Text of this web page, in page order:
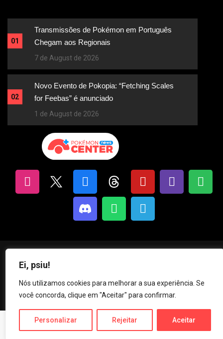
Ei, psiu!
Nós utilizamos cookies para melhorar a sua experiência. Se
você concorda, clique em "Aceitar" para confirmar.
Personalizar Rejeitar Aceitar
01
Transmissões de Pokémon em Português
Chegam aos Regionais
7 de August de 2026
02
Novo Evento de Pokopia: “Fetching Scales
for Feebas” é anunciado
1 de August de 2026
Pokémon News Center | Criando conteúdos sobre Pokémon desde 2013.
Privacy & Policy Claim A Report Careers